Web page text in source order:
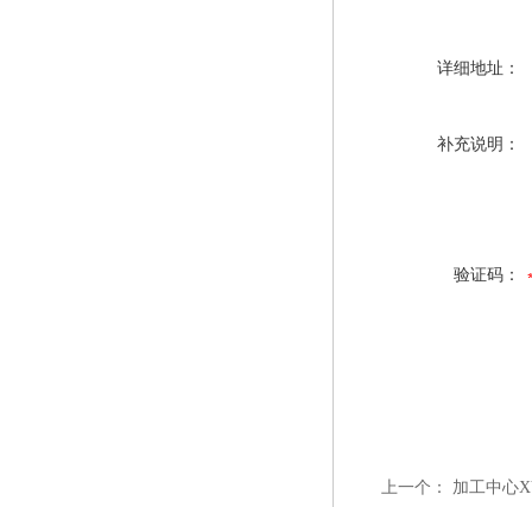
详细地址：
补充说明：
验证码：
上一个： 加工中心